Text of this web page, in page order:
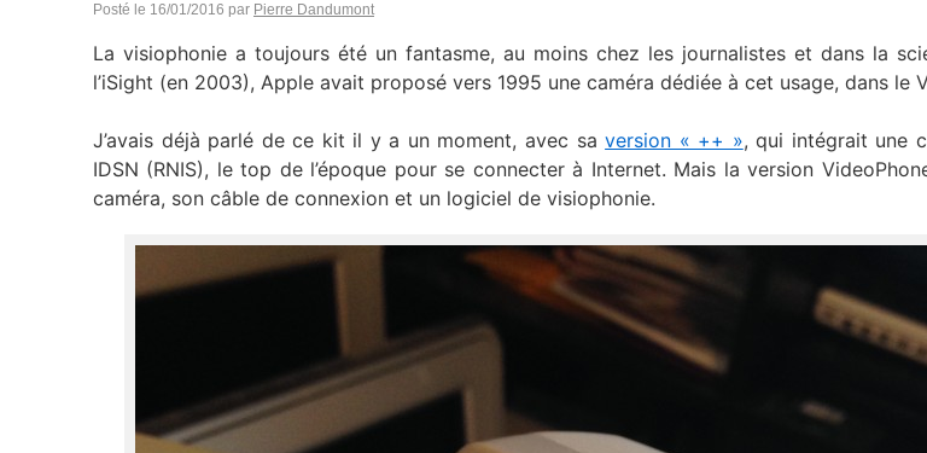
Posté le 16/01/2016 par Pierre Dandumont
La visiophonie a toujours été un fantasme, au moins chez les journalistes et dans la
l’iSight (en 2003), Apple avait proposé vers 1995 une caméra dédiée à cet usage, dans le
J’avais déjà parlé de ce kit il y a un moment, avec saversion « ++ », qui intégrait une
IDSN (RNIS), le top de l’époque pour se connecter à Internet. Mais la version
caméra, son câble de connexion et un logiciel de visiophonie.